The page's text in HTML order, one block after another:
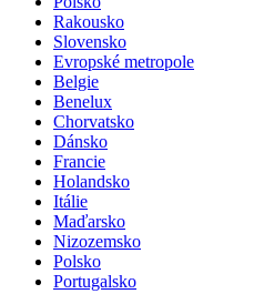
Rakousko
Slovensko
Evropské metropole
Belgie
Benelux
Chorvatsko
Dánsko
Francie
Holandsko
Itálie
Maďarsko
Nizozemsko
Polsko
Portugalsko